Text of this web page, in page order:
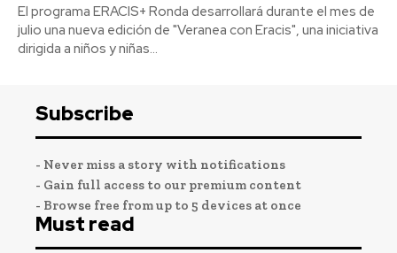
El programa ERACIS+ Ronda desarrollará durante el mes de
julio una nueva edición de "Veranea con Eracis", una iniciativa
dirigida a niños y niñas...
Subscribe
- Never miss a story with notifications
- Gain full access to our premium content
- Browse free from up to 5 devices at once
Must read